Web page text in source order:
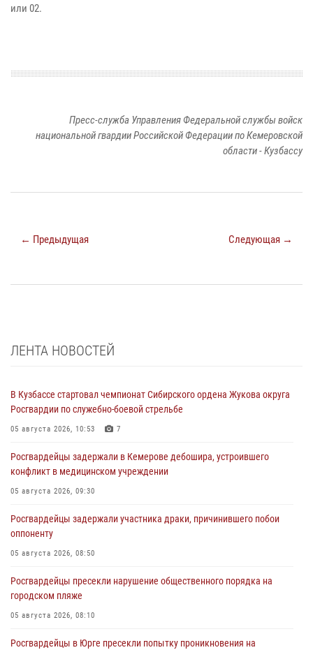
или 02.
Пресс-служба Управления Федеральной службы войск
национальной гвардии Российской Федерации по Кемеровской
области - Кузбассу
← Предыдущая Следующая →
ЛЕНТА НОВОСТЕЙ
В Кузбассе стартовал чемпионат Сибирского ордена Жукова округа
Росгвардии по служебно-боевой стрельбе
05 августа 2026, 10:53 7
Росгвардейцы задержали в Кемерове дебошира, устроившего
конфликт в медицинском учреждении
05 августа 2026, 09:30
Росгвардейцы задержали участника драки, причинившего побои
оппоненту
05 августа 2026, 08:50
Росгвардейцы пресекли нарушение общественного порядка на
городском пляже
05 августа 2026, 08:10
Росгвардейцы в Юрге пресекли попытку проникновения на